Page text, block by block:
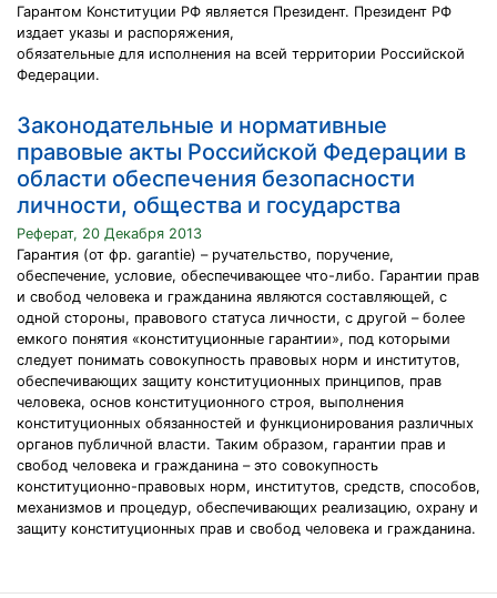
Гарантом Конституции РФ является Президент. Президент РФ
издает указы и распоряжения,
обязательные для исполнения на всей территории Российской
Федерации.
Законодательные и нормативные
правовые акты Российской Федерации в
области обеспечения безопасности
личности, общества и государства
Реферат, 20 Декабря 2013
Гарантия (от фр. garantie) – ручательство, поручение,
обеспечение, условие, обеспечивающее что-либо. Гарантии прав
и свобод человека и гражданина являются составляющей, с
одной стороны, правового статуса личности, с другой – более
емкого понятия «конституционные гарантии», под которыми
следует понимать совокупность правовых норм и институтов,
обеспечивающих защиту конституционных принципов, прав
человека, основ конституционного строя, выполнения
конституционных обязанностей и функционирования различных
органов публичной власти. Таким образом, гарантии прав и
свобод человека и гражданина – это совокупность
конституционно-правовых норм, институтов, средств, способов,
механизмов и процедур, обеспечивающих реализацию, охрану и
защиту конституционных прав и свобод человека и гражданина.